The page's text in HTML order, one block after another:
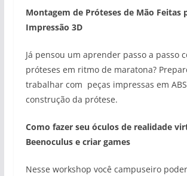
Montagem de Próteses de Mão Feitas
Impressão 3D
Já pensou um aprender passo a passo
próteses em ritmo de maratona?
trabalhar com peças impressas em
construção da prótese.
Como fazer seu óculos de realidade
Beenoculus e criar games
Nesse workshop você campuseiro